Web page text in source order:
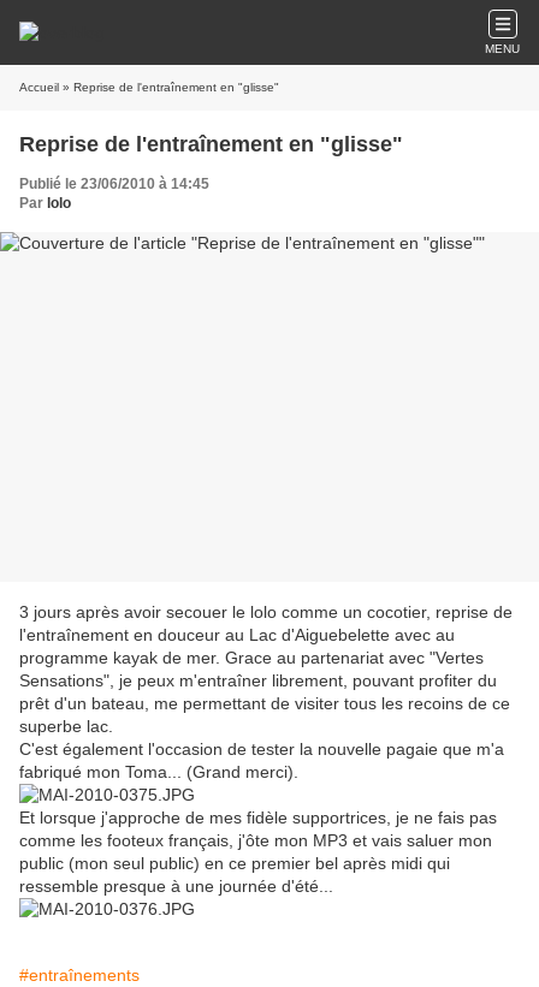
MENU
Accueil » Reprise de l'entraînement en "glisse"
Reprise de l'entraînement en "glisse"
Publié le 23/06/2010 à 14:45
Par lolo
3 jours après avoir secouer le lolo comme un cocotier, reprise de
l'entraînement en douceur au Lac d'Aiguebelette avec au
programme kayak de mer. Grace au partenariat avec "Vertes
Sensations", je peux m'entraîner librement, pouvant profiter du
prêt d'un bateau, me permettant de visiter tous les recoins de ce
superbe lac.
C'est également l'occasion de tester la nouvelle pagaie que m'a
fabriqué mon Toma... (Grand merci).
Et lorsque j'approche de mes fidèle supportrices, je ne fais pas
comme les footeux français, j'ôte mon MP3 et vais saluer mon
public (mon seul public) en ce premier bel après midi qui
ressemble presque à une journée d'été...
#entraînements